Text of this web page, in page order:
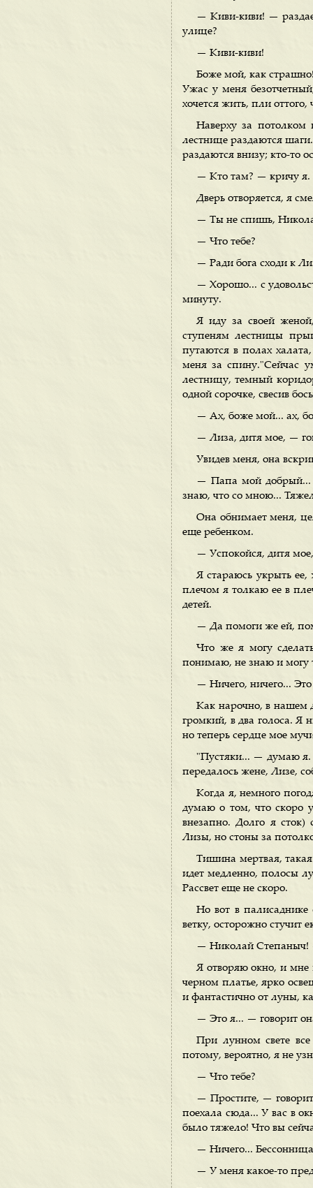
— Киви-киви! —
улице?
— Киви-киви!
Боже мой, как
Ужас у меня
хочется жить, пли
Наверху за потолком
лестнице раздаются
раздаются внизу; кто-то
— Кто там? — кричу я.
Дверь отворяется, я
— Ты не спишь,
— Что тебе?
— Ради бога сходи к
— Хорошо... с
минуту.
Я иду за своей
ступеням лестницы
путаются в полах
меня за спину."Сейчас
лестницу, темный
одной сорочке, свесив
— Ах, боже мой... ах,
— Лиза, дитя мое, —
Увидев меня, она
— Папа мой
знаю, что со мною...
Она обнимает меня,
еще ребенком.
— Успокойся, дитя
Я стараюсь укрыть
плечом я толкаю ее в
детей.
— Да помоги же ей,
Что же я могу
понимаю, не знаю и могу
— Ничего, ничего...
Как нарочно, в нашем
громкий, в два голоса. Я
но теперь сердце мое
"Пустяки... — думаю я.
передалось жене, Лизе,
Когда я, немного
думаю о том, что скоро
внезапно. Долго я
Лизы, но стоны за
Тишина мертвая,
идет медленно, полосы
Рассвет еще не скоро.
Но вот в палисаднике
ветку, осторожно стучит
— Николай
Я отворяю окно, и мне
черном платье, ярко
и фантастично от луны,
— Это я... — говорит
При лунном свете
потому, вероятно, я не
— Что тебе?
— Простите, —
поехала сюда... У вас в
было тяжело! Что вы
— Ничего...
— У меня какое-то